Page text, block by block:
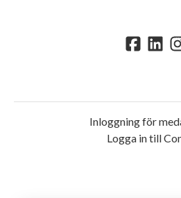
Inloggning för
Logga in till